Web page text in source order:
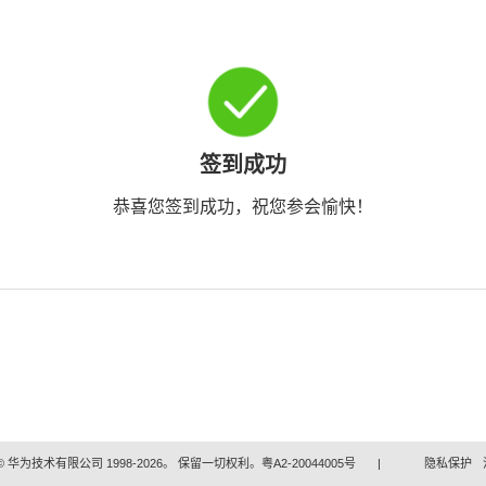
签到成功
恭喜您签到成功，祝您参会愉快！
华为技术有限公司 1998-2026。 保留一切权利。粤A2-20044005号 | 隐私保护